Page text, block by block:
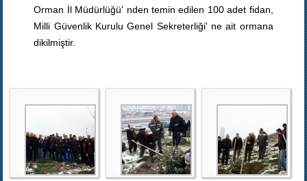
Orman İl Müdürlüğü' nden temin edilen 100 adet fidan,
Milli Güvenlik Kurulu Genel Sekreterliği' ne ait ormana
dikilmiştir.